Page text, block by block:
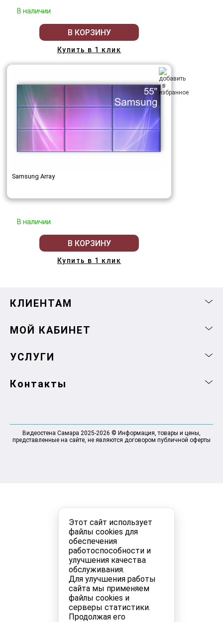
Этот сайт использует
файлы cookies для
обеспечения
работоспособности и
улучшения качества
обслуживания.
Для улучшения работы
сайта мы применяем
файлы cookies и
серверы статистики.
Продолжая его
В наличии
В КОРЗИНУ
Купить в 1 клик
Samsung Array
В наличии
В КОРЗИНУ
Купить в 1 клик
КЛИЕНТАМ
МОЙ КАБИНЕТ
УСЛУГИ
Контакты
Видеостена Самара 2025-2026 © Информация, товары и цены,
представленные на сайте, не являются договором публичной оферты